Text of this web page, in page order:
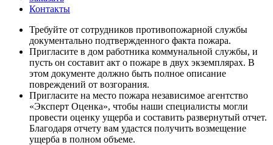
Контакты
Требуйте от сотрудников противопожарной службы
документально подтвержденного факта пожара.
Пригласите в дом работника коммунальной службы, и
пусть он составит акт о пожаре в двух экземплярах. В
этом документе должно быть полное описание
повреждений от возгорания.
Пригласите на место пожара независимое агентство
«Эксперт Оценка», чтобы наши специалисты могли
провести оценку ущерба и составить развернутый отчет.
Благодаря отчету вам удастся получить возмещение
ущерба в полном объеме.